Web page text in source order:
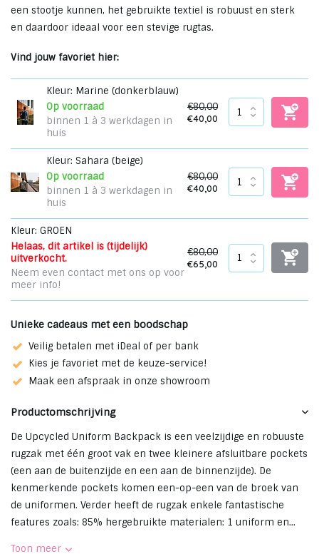
een stootje kunnen, het gebruikte textiel is robuust en sterk
en daardoor ideaal voor een stevige rugtas.
Vind jouw favoriet hier:
Kleur: Marine (donkerblauw)
Op voorraad
binnen 1 à 3 werkdagen in
huis
€80,00
€40,00
Kleur: Sahara (beige)
Op voorraad
binnen 1 à 3 werkdagen in
huis
€80,00
€40,00
Kleur: GROEN
Helaas, dit artikel is (tijdelijk)
uitverkocht.
Neem even contact met ons op voor
meer info!
€80,00
€65,00
Unieke cadeaus met een boodschap
Veilig betalen met iDeal of per bank
Kies je favoriet met de keuze-service!
Maak een afspraak in onze showroom
Productomschrijving
De Upcycled Uniform Backpack is een veelzijdige en robuuste
rugzak met één groot vak en twee kleinere afsluitbare pockets
(een aan de buitenzijde en een aan de binnenzijde). De
kenmerkende pockets komen een-op-een van de broek van
de uniformen. Verder heeft de rugzak enkele fantastische
features zoals: 85% hergebruikte materialen: 1 uniform en...
Toon meer